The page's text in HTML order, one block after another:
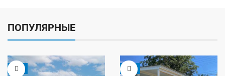
ПОПУЛЯРНЫЕ
-5% -9%